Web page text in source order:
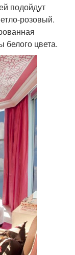
подойдут
розовый.
белого цвета.